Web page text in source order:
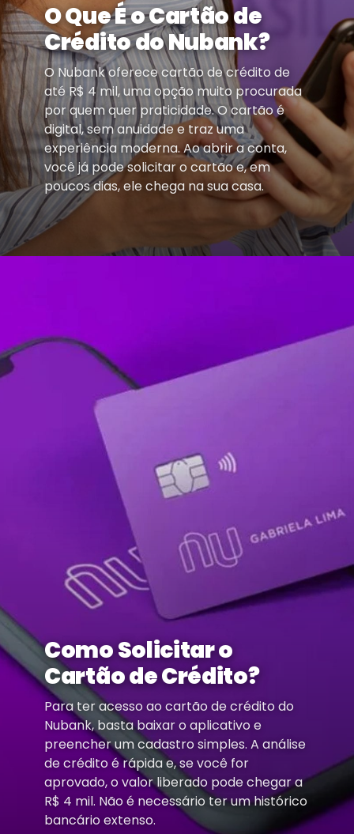
O Que É o Cartão de
Crédito do Nubank?
O Nubank oferece cartão de crédito de
até R$ 4 mil, uma opção muito procurada
por quem quer praticidade. O cartão é
digital, sem anuidade e traz uma
experiência moderna. Ao abrir a conta,
você já pode solicitar o cartão e, em
poucos dias, ele chega na sua casa.
Como Solicitar o
Cartão de Crédito?
Para ter acesso ao cartão de crédito do
Nubank, basta baixar o aplicativo e
preencher um cadastro simples. A análise
de crédito é rápida e, se você for
aprovado, o valor liberado pode chegar a
R$ 4 mil. Não é necessário ter um histórico
bancário extenso.